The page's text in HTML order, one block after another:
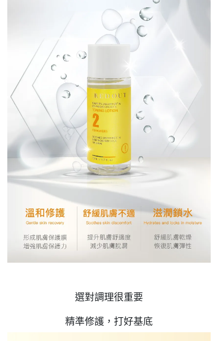
選對調理很重要
精準修護，打好基底